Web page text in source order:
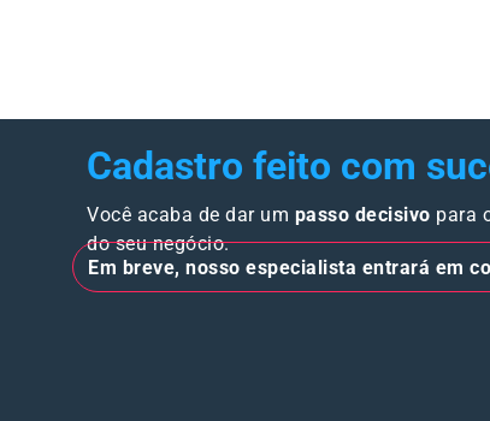
Cadastro feito com
Você acaba de dar um passo decisivo para
do seu negócio.
Em breve, nosso especialista entrará em